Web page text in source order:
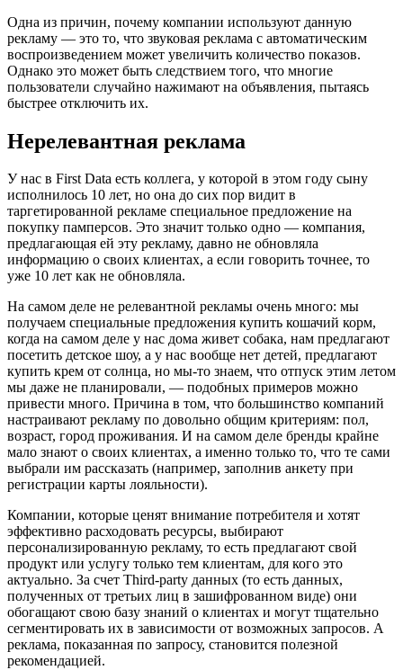
Одна из причин, почему компании используют данную
рекламу — это то, что звуковая реклама с автоматическим
воспроизведением может увеличить количество показов.
Однако это может быть следствием того, что многие
пользователи случайно нажимают на объявления, пытаясь
быстрее отключить их.
Нерелевантная реклама
У нас в First Data есть коллега, у которой в этом году сыну
исполнилось 10 лет, но она до сих пор видит в
таргетированной рекламе специальное предложение на
покупку памперсов. Это значит только одно — компания,
предлагающая ей эту рекламу, давно не обновляла
информацию о своих клиентах, а если говорить точнее, то
уже 10 лет как не обновляла.
На самом деле не релевантной рекламы очень много: мы
получаем специальные предложения купить кошачий корм,
когда на самом деле у нас дома живет собака, нам предлагают
посетить детское шоу, а у нас вообще нет детей, предлагают
купить крем от солнца, но мы-то знаем, что отпуск этим летом
мы даже не планировали, — подобных примеров можно
привести много. Причина в том, что большинство компаний
настраивают рекламу по довольно общим критериям: пол,
возраст, город проживания. И на самом деле бренды крайне
мало знают о своих клиентах, а именно только то, что те сами
выбрали им рассказать (например, заполнив анкету при
регистрации карты лояльности).
Компании, которые ценят внимание потребителя и хотят
эффективно расходовать ресурсы, выбирают
персонализированную рекламу, то есть предлагают свой
продукт или услугу только тем клиентам, для кого это
актуально. За счет Third-party данных (то есть данных,
полученных от третьих лиц в зашифрованном виде) они
обогащают свою базу знаний о клиентах и могут тщательно
сегментировать их в зависимости от возможных запросов. А
реклама, показанная по запросу, становится полезной
рекомендацией.